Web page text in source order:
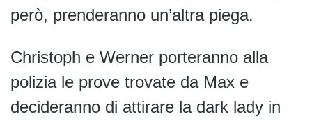
però, prenderanno un’altra piega.
Christoph e Werner porteranno alla
polizia le prove trovate da Max e
decideranno di attirare la dark lady in